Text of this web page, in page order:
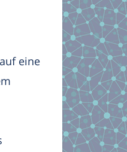
eine